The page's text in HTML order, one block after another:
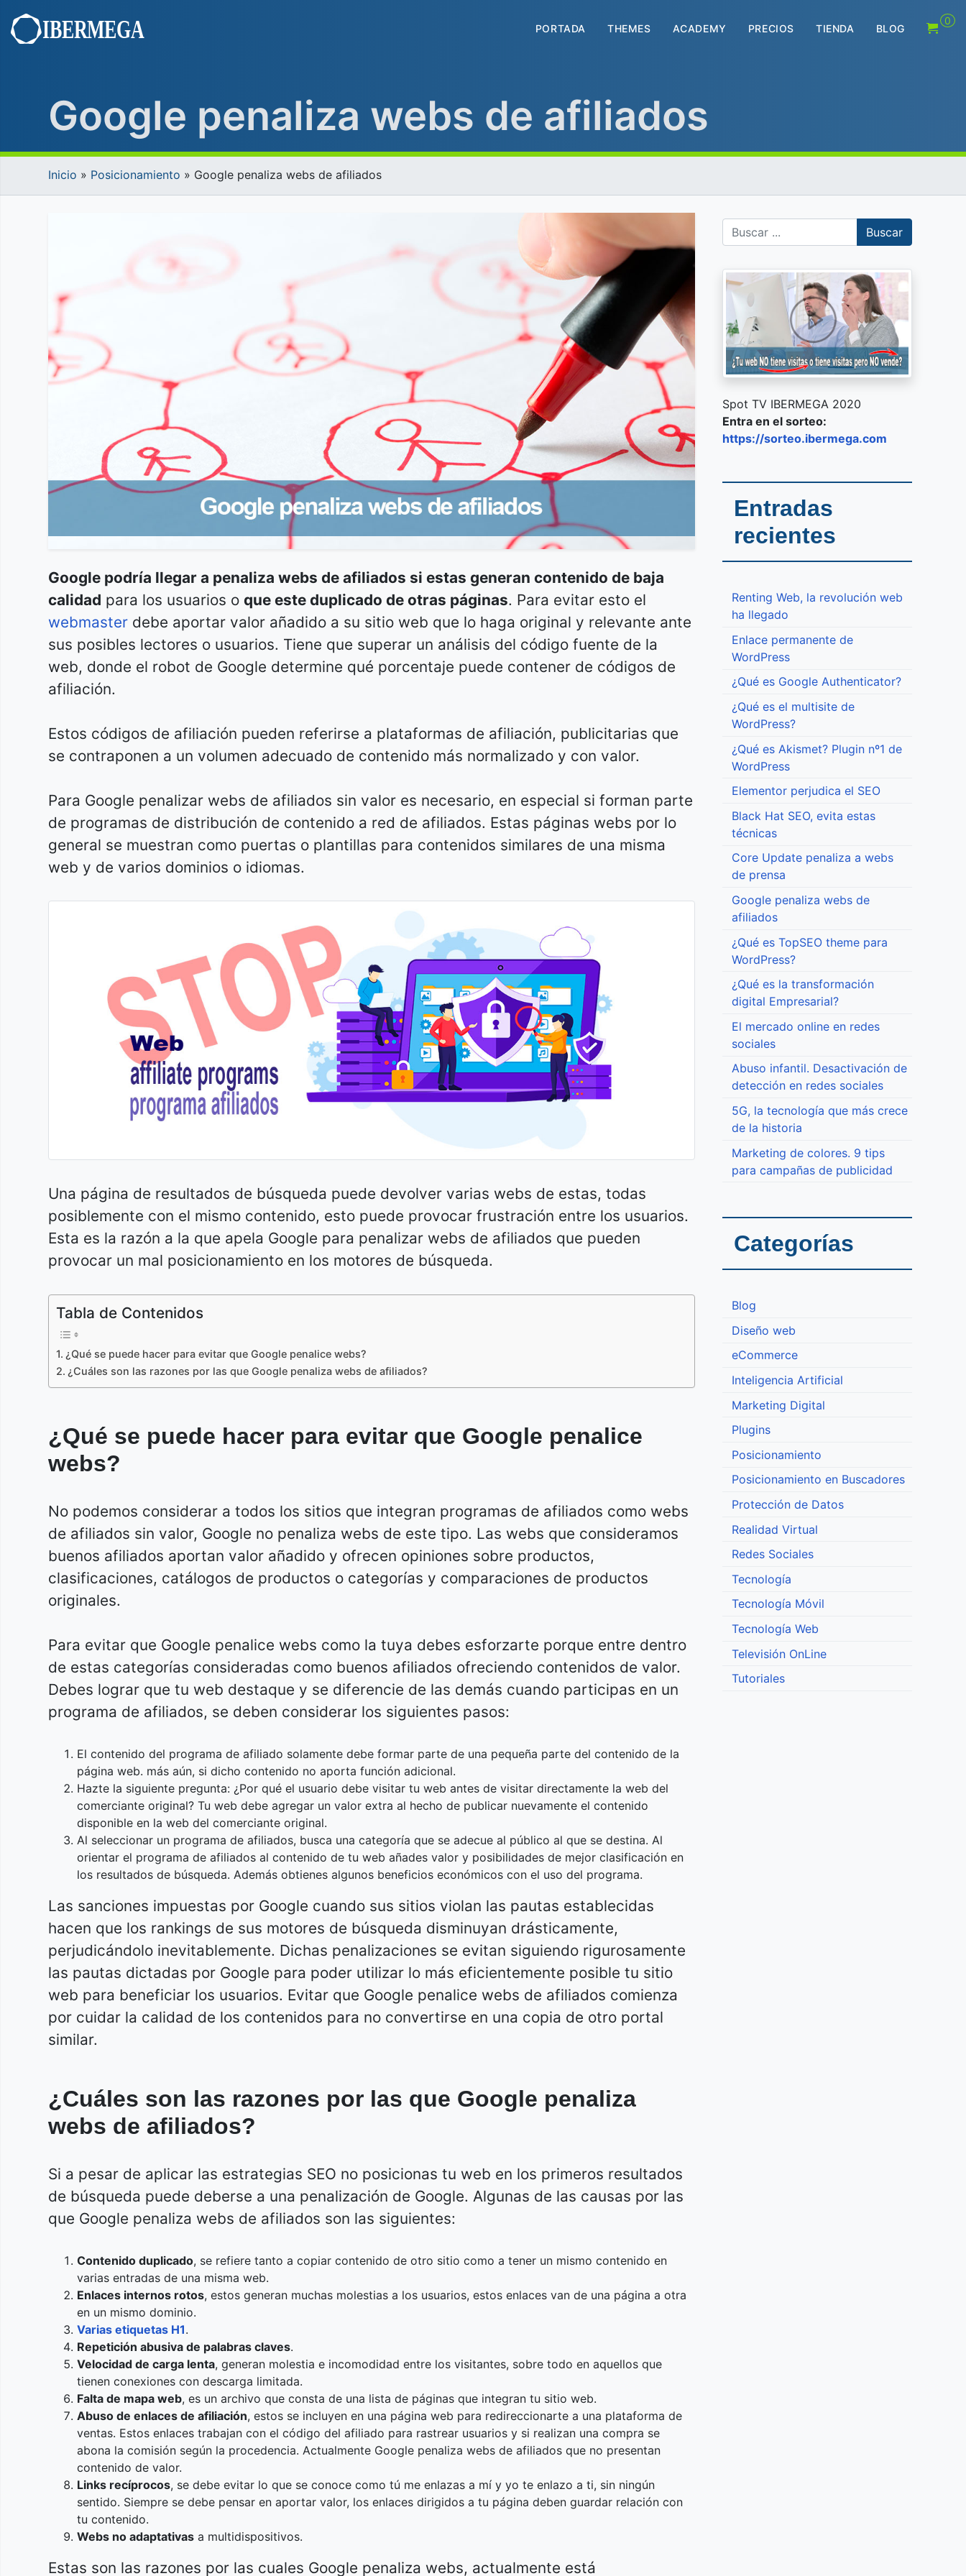
contenido
PORTADA THEMES ACADEMY PRECIOS TIENDA BLOG
0
Google penaliza webs de afiliados
Inicio » Posicionamiento » Google penaliza webs de afiliados
Google podría llegar a penaliza webs de afiliados si estas generan contenido de baja
calidad para los usuarios o que este duplicado de otras páginas. Para evitar esto el
webmaster debe aportar valor añadido a su sitio web que lo haga original y relevante ante
sus posibles lectores o usuarios. Tiene que superar un análisis del código fuente de la
web, donde el robot de Google determine qué porcentaje puede contener de códigos de
afiliación.
Estos códigos de afiliación pueden referirse a plataformas de afiliación, publicitarias que
se contraponen a un volumen adecuado de contenido más normalizado y con valor.
Para Google penalizar webs de afiliados sin valor es necesario, en especial si forman parte
de programas de distribución de contenido a red de afiliados. Estas páginas webs por lo
general se muestran como puertas o plantillas para contenidos similares de una misma
web y de varios dominios o idiomas.
Una página de resultados de búsqueda puede devolver varias webs de estas, todas
posiblemente con el mismo contenido, esto puede provocar frustración entre los usuarios.
Esta es la razón a la que apela Google para penalizar webs de afiliados que pueden
provocar un mal posicionamiento en los motores de búsqueda.
Tabla de Contenidos
¿Qué se puede hacer para evitar que Google penalice webs?
¿Cuáles son las razones por las que Google penaliza webs de afiliados?
¿Qué se puede hacer para evitar que Google penalice
webs?
No podemos considerar a todos los sitios que integran programas de afiliados como webs
de afiliados sin valor, Google no penaliza webs de este tipo. Las webs que consideramos
buenos afiliados aportan valor añadido y ofrecen opiniones sobre productos,
clasificaciones, catálogos de productos o categorías y comparaciones de productos
originales.
Para evitar que Google penalice webs como la tuya debes esforzarte porque entre dentro
de estas categorías consideradas como buenos afiliados ofreciendo contenidos de valor.
Debes lograr que tu web destaque y se diferencie de las demás cuando participas en un
programa de afiliados, se deben considerar los siguientes pasos:
El contenido del programa de afiliado solamente debe formar parte de una pequeña parte del contenido de la
página web. más aún, si dicho contenido no aporta función adicional.
Hazte la siguiente pregunta: ¿Por qué el usuario debe visitar tu web antes de visitar directamente la web del
comerciante original? Tu web debe agregar un valor extra al hecho de publicar nuevamente el contenido
disponible en la web del comerciante original.
Al seleccionar un programa de afiliados, busca una categoría que se adecue al público al que se destina. Al
orientar el programa de afiliados al contenido de tu web añades valor y posibilidades de mejor clasificación en
los resultados de búsqueda. Además obtienes algunos beneficios económicos con el uso del programa.
Las sanciones impuestas por Google cuando sus sitios violan las pautas establecidas
hacen que los rankings de sus motores de búsqueda disminuyan drásticamente,
perjudicándolo inevitablemente. Dichas penalizaciones se evitan siguiendo rigurosamente
las pautas dictadas por Google para poder utilizar lo más eficientemente posible tu sitio
web para beneficiar los usuarios. Evitar que Google penalice webs de afiliados comienza
por cuidar la calidad de los contenidos para no convertirse en una copia de otro portal
similar.
¿Cuáles son las razones por las que Google penaliza
webs de afiliados?
Si a pesar de aplicar las estrategias SEO no posicionas tu web en los primeros resultados
de búsqueda puede deberse a una penalización de Google. Algunas de las causas por las
que Google penaliza webs de afiliados son las siguientes:
Contenido duplicado, se refiere tanto a copiar contenido de otro sitio como a tener un mismo contenido en
varias entradas de una misma web.
Enlaces internos rotos, estos generan muchas molestias a los usuarios, estos enlaces van de una página a otra
en un mismo dominio.
Varias etiquetas H1.
Repetición abusiva de palabras claves.
Velocidad de carga lenta, generan molestia e incomodidad entre los visitantes, sobre todo en aquellos que
tienen conexiones con descarga limitada.
Falta de mapa web, es un archivo que consta de una lista de páginas que integran tu sitio web.
Abuso de enlaces de afiliación, estos se incluyen en una página web para redireccionarte a una plataforma de
ventas. Estos enlaces trabajan con el código del afiliado para rastrear usuarios y si realizan una compra se
abona la comisión según la procedencia. Actualmente Google penaliza webs de afiliados que no presentan
contenido de valor.
Links recíprocos, se debe evitar lo que se conoce como tú me enlazas a mí y yo te enlazo a ti, sin ningún
sentido. Siempre se debe pensar en aportar valor, los enlaces dirigidos a tu página deben guardar relación con
tu contenido.
Webs no adaptativas a multidispositivos.
Estas son las razones por las cuales Google penaliza webs, actualmente está
Buscar
Spot TV IBERMEGA 2020
Entra en el sorteo:
https://sorteo.ibermega.com
Entradas
recientes
Renting Web, la revolución web
ha llegado
Enlace permanente de
WordPress
¿Qué es Google Authenticator?
¿Qué es el multisite de
WordPress?
¿Qué es Akismet? Plugin nº1 de
WordPress
Elementor perjudica el SEO
Black Hat SEO, evita estas
técnicas
Core Update penaliza a webs
de prensa
Google penaliza webs de
afiliados
¿Qué es TopSEO theme para
WordPress?
¿Qué es la transformación
digital Empresarial?
El mercado online en redes
sociales
Abuso infantil. Desactivación de
detección en redes sociales
5G, la tecnología que más crece
de la historia
Marketing de colores. 9 tips
para campañas de publicidad
Categorías
Blog
Diseño web
eCommerce
Inteligencia Artificial
Marketing Digital
Plugins
Posicionamiento
Posicionamiento en Buscadores
Protección de Datos
Realidad Virtual
Redes Sociales
Tecnología
Tecnología Móvil
Tecnología Web
Televisión OnLine
Tutoriales